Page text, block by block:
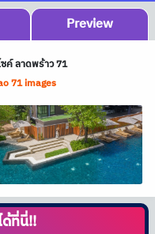
Preview
ค์ ลาดพร้าว 71
71 images
ด้ที่นี่!!